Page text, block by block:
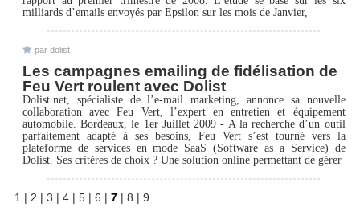
milliards d’emails envoyés par Epsilon sur les mois de Janvier,
par dolist
Les campagnes emailing de fidélisation de
Feu Vert roulent avec Dolist
Dolist.net, spécialiste de l’e-mail marketing, annonce sa nouvelle
collaboration avec Feu Vert, l’expert en entretien et équipement
automobile. Bordeaux, le 1er Juillet 2009 - A la recherche d’un outil
parfaitement adapté à ses besoins, Feu Vert s’est tourné vers la
plateforme de services en mode SaaS (Software as a Service) de
Dolist. Ses critères de choix ? Une solution online permettant de gérer
1 | 2 | 3 | 4 | 5 | 6 | 7 | 8 | 9